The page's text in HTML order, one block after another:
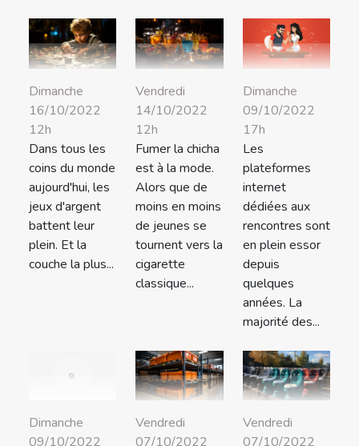
Dimanche
16/10/2022
12h
Dans tous les
coins du monde
aujourd'hui, les
jeux d'argent
battent leur
plein. Et la
couche la plus...
Vendredi
14/10/2022
12h
Fumer la chicha
est à la mode.
Alors que de
moins en moins
de jeunes se
tournent vers la
cigarette
classique...
Dimanche
09/10/2022
17h
Les
plateformes
internet
dédiées aux
rencontres sont
en plein essor
depuis
quelques
années. La
majorité des...
Dimanche
09/10/2022
Vendredi
07/10/2022
Vendredi
07/10/2022